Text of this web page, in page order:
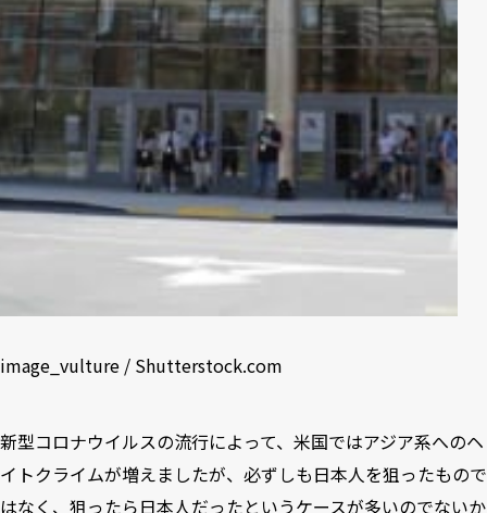
image_vulture / Shutterstock.com
新型コロナウイルスの流行によって、米国ではアジア系へのヘ
イトクライムが増えましたが、必ずしも日本人を狙ったもので
はなく、狙ったら日本人だったというケースが多いのでないか